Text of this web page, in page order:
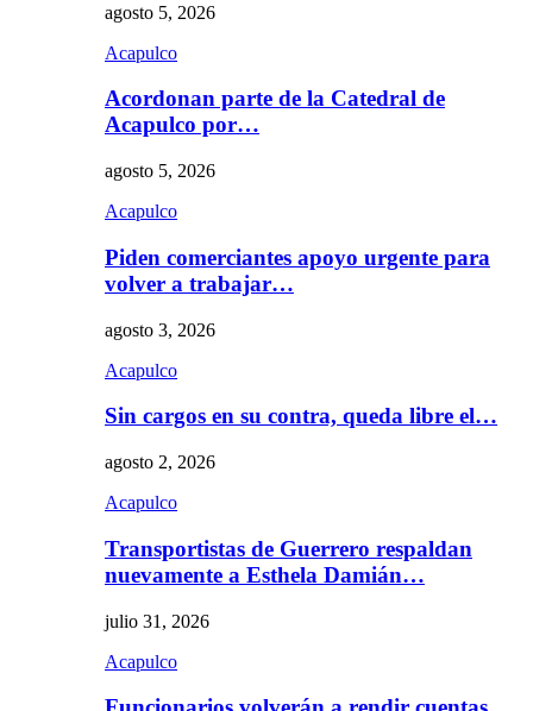
agosto 5, 2026
Acapulco
Acordonan parte de la Catedral de
Acapulco por…
agosto 5, 2026
Acapulco
Piden comerciantes apoyo urgente para
volver a trabajar…
agosto 3, 2026
Acapulco
Sin cargos en su contra, queda libre el…
agosto 2, 2026
Acapulco
Transportistas de Guerrero respaldan
nuevamente a Esthela Damián…
julio 31, 2026
Acapulco